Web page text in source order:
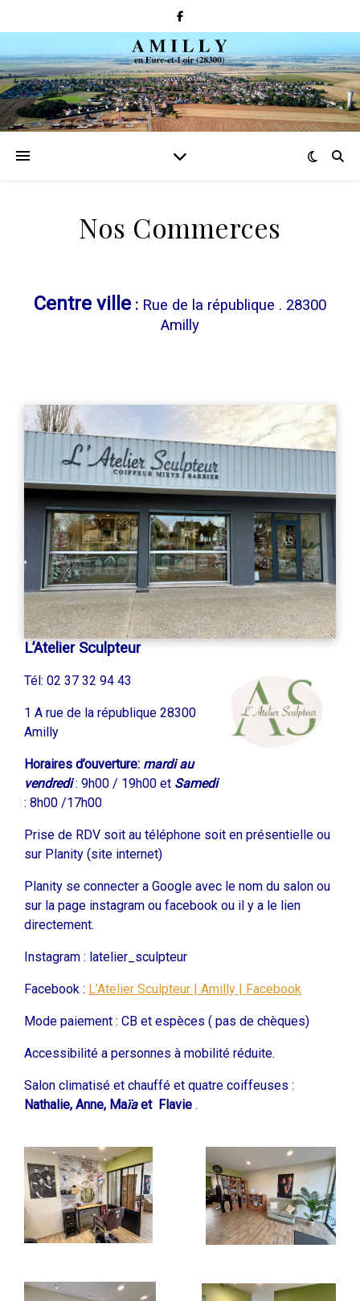
Nos Commerces
Centre ville : Rue de la république . 28300
Amilly
L’Atelier Sculpteur
Tél: 02 37 32 94 43
1 A rue de la république 28300
Amilly
Horaires d’ouverture: mardi au
vendredi : 9h00 / 19h00 et Samedi
: 8h00 /17h00
Prise de RDV soit au téléphone soit en présentielle ou
sur Planity (site internet)
Planity se connecter a Google avec le nom du salon ou
sur la page instagram ou facebook ou il y a le lien
directement.
Instagram : latelier_sculpteur
Facebook : L’Atelier Sculpteur | Amilly | Facebook
Mode paiement : CB et espèces ( pas de chèques)
Accessibilité a personnes à mobilité réduite.
Salon climatisé et chauffé et quatre coiffeuses :
Nathalie, Anne, Maïaet Flavie .